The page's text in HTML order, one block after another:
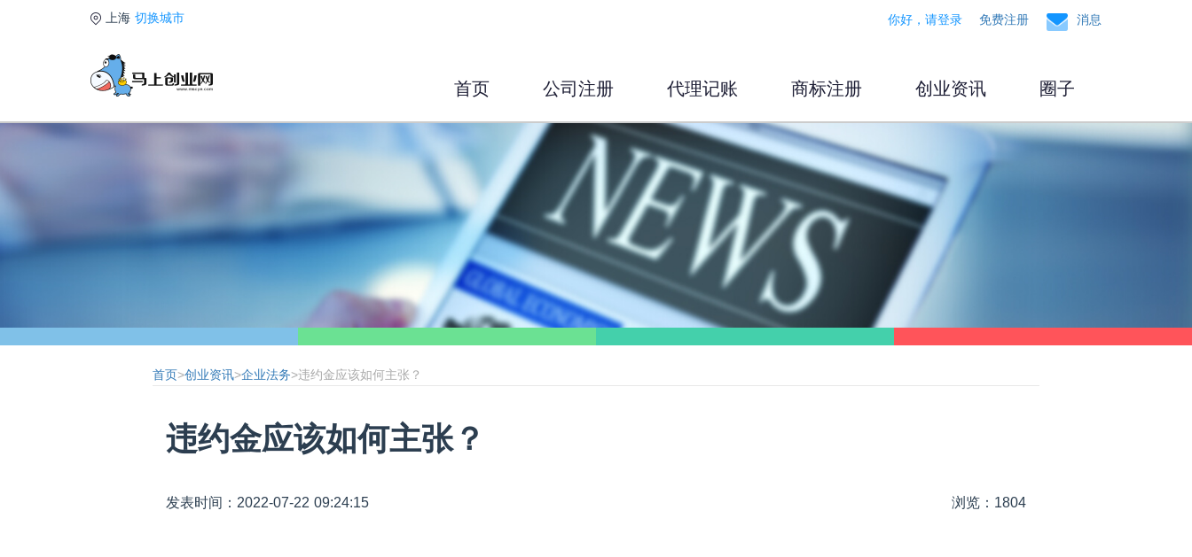
上海 切换城市 你好，请登录 免费注册 消息
首页 公司注册 代理记账 商标注册 创业资讯 圈子
首页>创业资讯>企业法务>违约金应该如何主张？
违约金应该如何主张？
发表时间：2022-07-22 09:24:15 浏览：1804